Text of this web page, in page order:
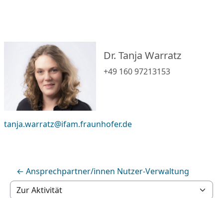
Dr. Tanja Warratz
+49 160 97213153
tanja.warratz@ifam.fraunhofer.de
← Ansprechpartner/innen Nutzer-Verwaltung
Zur Aktivität